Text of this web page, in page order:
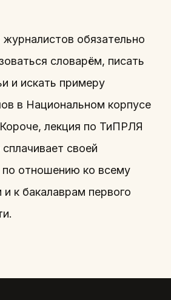
обязательно
словарём, писать
и искать примеру
в Национальном корпусе
лекция по ТиПРЛЯ
своей
отношению ко всему
к бакалаврам первого